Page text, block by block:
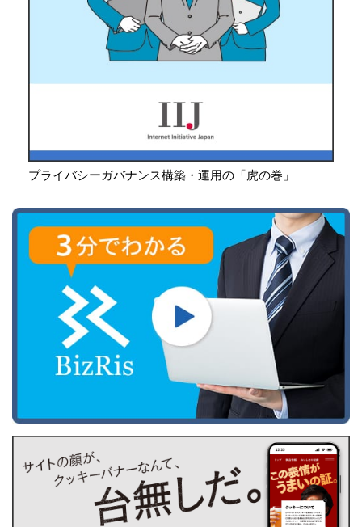
プライバシーガバナンス構築・運用の「虎の巻」